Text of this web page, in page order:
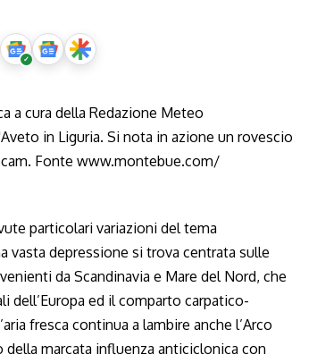
particolari variazioni del tema
depressione si trova centrata sulle
da Scandinavia e Mare del Nord, che
dell’Europa ed il comparto carpatico-
fresca continua a lambire anche l’Arco
marcata influenza anticiclonica con